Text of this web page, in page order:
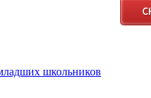
школьников